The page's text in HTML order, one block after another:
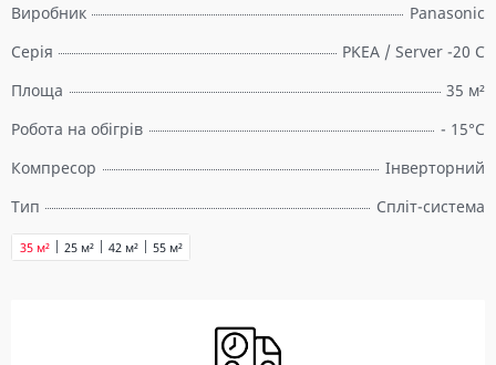
Виробник
Panasonic
Серія
PKEA / Server -20 C
Площа
35 м²
Робота на обігрів
- 15°C
Компресор
Інверторний
Тип
Спліт-система
25 м²
35 м² 42 м² 55 м²